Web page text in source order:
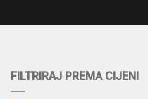
FILTRIRAJ PREMA CIJENI